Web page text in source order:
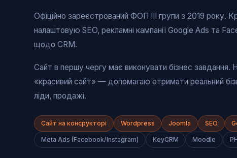
Офіційно зареєстрований ФОП ІІІ групи з 2019 року.
налаштовую SEO, рекламні кампанії Google Ads та
щодо CRM.
Сайт в першу чергу має виконувати бізнес
«красивий сайт» — допомагаю отримати реальний
ліди, продажі.
Сайт на консрукторі Wordpress Joomla SEO
Meta Ads (Facebook/Instagram) KeyCRM Moodle